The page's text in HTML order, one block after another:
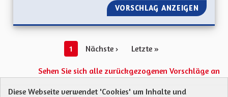
VORSCHLAG ANZEIGEN
1 Nächste › Letzte »
Sehen Sie sich alle zurückgezogenen Vorschläge an
Diese Webseite verwendet 'Cookies' um Inhalte und